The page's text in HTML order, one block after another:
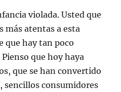
violada. Usted que
más atentas a esta
que hay tan poco
que hoy haya
que se han convertido
sencillos consumidores